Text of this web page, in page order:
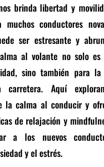
brinda libertad y
muchos conductores
ser estresante y
al volante no solo es
sino también para
Aquí
la calma al conducir y
de relajación y
a los nuevos
y el estrés.